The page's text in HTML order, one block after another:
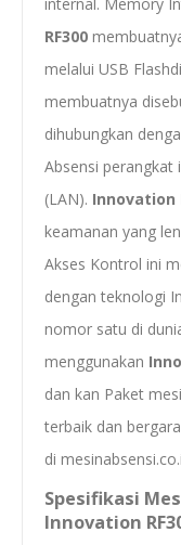
RF300
melalui USB
membuatnya
dihubungkan
Absensi perangkat
(LAN). Innovation
keamanan yang
Akses Kontrol ini
dengan teknologi
nomor satu di
menggunakan
dan kan Paket
terbaik dan
di
Spesifikasi
Innovation